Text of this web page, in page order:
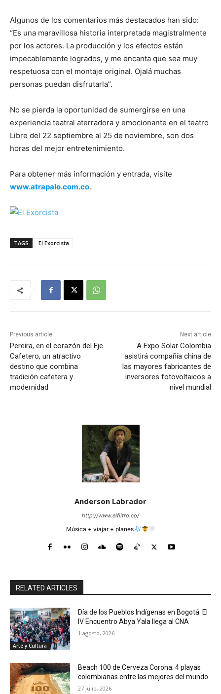
Algunos de los comentarios más destacados han sido:
“Es una maravillosa historia interpretada magistralmente
por los actores. La producción y los efectos están
impecablemente logrados, y me encanta que sea muy
respetuosa con el montaje original. Ojalá muchas
personas puedan disfrutarla”.
No se pierda la oportunidad de sumergirse en una
experiencia teatral aterradora y emocionante en el teatro
Libre del 22 septiembre al 25 de noviembre, son dos
horas del mejor entretenimiento.
Para obtener más información y entrada, visite
www.atrapalo.com.co.
TAGS El Exorcista
Previous article
Pereira, en el corazón del Eje
Cafetero, un atractivo
destino que combina
tradición cafetera y
modernidad
Next article
A Expo Solar Colombia
asistirá compañía china de
las mayores fabricantes de
inversores fotovoltaicos a
nivel mundial
Anderson Labrador
http://www.elfiltro.co/
Música + viajar + planes
RELATED ARTICLES
Arte y Cultura
Día de los Pueblos Indígenas en Bogotá: El
IV Encuentro Abya Yala llega al CNA
1 agosto, 2026
Beach 100 de Cerveza Corona: 4 playas
colombianas entre las mejores del mundo
27 julio, 2026